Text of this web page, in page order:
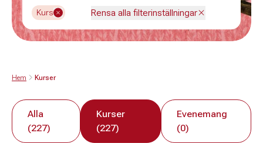
Kurs Rensa alla filterinställningar
Hem Kurser
Alla
(227)
Kurser
(227)
Evenemang
(0)